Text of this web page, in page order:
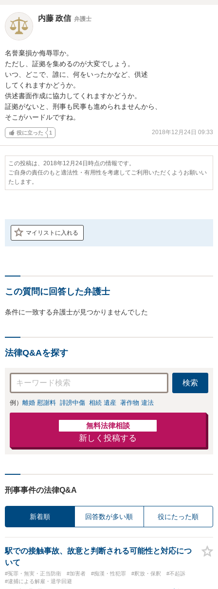
内藤 政信 弁護士
名誉棄損か侮辱罪か。
ただし、証拠を集めるのが大変でしょう。
いつ、どこで、誰に、何をいったかなど、供述
してくれますかどうか。
供述書面作成に協力してくれますかどうか。
証拠がないと、刑事も民事も進められませんから、
そこがハードルですね。
役に立った 1 2018年12月24日 09:33
この投稿は、2018年12月24日時点の情報です。
ご自身の責任のもと適法性・有用性を考慮してご利用いただくようお願いい
たします。
マイリストに入れる
この質問に回答した弁護士
条件に一致する弁護士が見つかりませんでした
法律Q&Aを探す
検索
例） 離婚 慰謝料 誹謗中傷 相続 遺産 著作物 違法
無料法律相談
新しく投稿する
刑事事件の法律Q&A
新着順 回答数が多い順 役にたった順
駅での接触事故、故意と判断される可能性と対応につ
いて
#冤罪・無実・正当防衛 #加害者 #痴漢・性犯罪 #釈放・保釈
#不起訴
#逮捕による解雇・退学回避